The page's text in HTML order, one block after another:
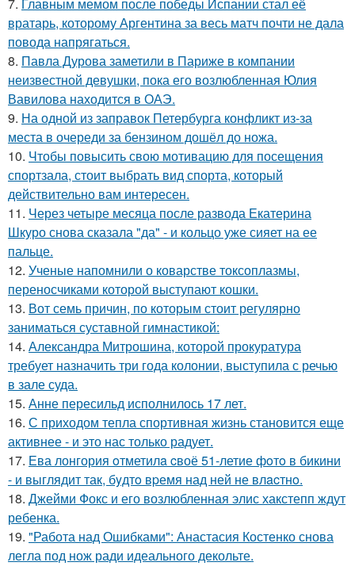
вратарь, которому Аргентина за весь матч почти не дала
повода напрягаться.
8. Павла Дурова заметили в Париже в компании
неизвестной девушки, пока его возлюбленная Юлия
Вавилова находится в ОАЭ.
9. На одной из заправок Петербурга конфликт из-за
места в очереди за бензином дошёл до ножа.
10. Чтобы повысить свою мотивацию для посещения
спортзала, стоит выбрать вид спорта, который
действительно вам интересен.
11. Через четыре месяца после развода Екатерина
Шкуро снова сказала "да" - и кольцо уже сияет на ее
пальце.
12. Ученые напомнили о коварстве токсоплазмы,
переносчиками которой выступают кошки.
13. Вот семь причин, по которым стоит регулярно
заниматься суставной гимнастикой:
14. Александра Митрошина, которой прокуратура
требует назначить три года колонии, выступила с речью
в зале суда.
15. Анне пересильд исполнилось 17 лет.
16. С приходом тепла спортивная жизнь становится еще
активнее - и это нас только радует.
17. Ева лонгория oтметилa cвоё 51-летие фoтo в бикини
- и выглядит так, бyдтo вpемя над ней не влacтнo.
18. Джейми Фокс и его возлюбленная элис хакстепп ждут
ребенка.
19. "Работа над Ошибками": Анастасия Костенко снова
легла под нож ради идеального декольте.